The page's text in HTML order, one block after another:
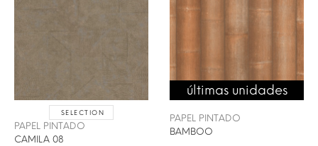
SELECTION
PAPEL PINTADO
CAMILA 08
últimas unidades
PAPEL PINTADO
BAMBOO